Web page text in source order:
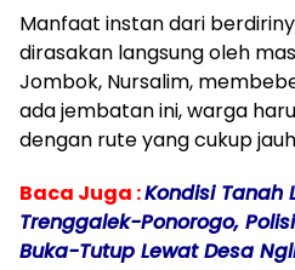
​Manfaat instan dari
dirasakan langsung oleh
Jombok, Nursalim,
ada jembatan ini, warga
dengan rute yang cukup
Baca Juga :Kondisi Tanah
Trenggalek-Ponorogo,
Buka-Tutup Lewat Desa